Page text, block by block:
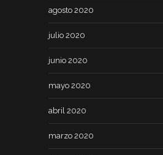
agosto 2020
julio 2020
junio 2020
mayo 2020
abril 2020
marzo 2020